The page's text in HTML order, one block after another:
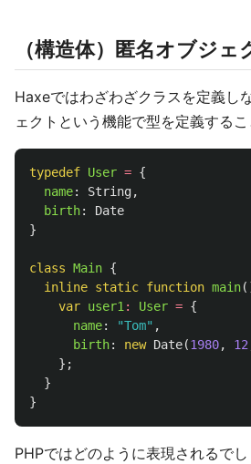
（構造体）匿名オブジェ
Haxeではわざわざクラスを定義し
ェクトという機能で型を定義するこ
typedef User = {
name: String,
birth:
Date
}
class Main {
inline static function main
var user1 : User = {
name: "Tom" ,
birth: new Date(1980, 12
};
}
}
PHPではどのように表現されるでし